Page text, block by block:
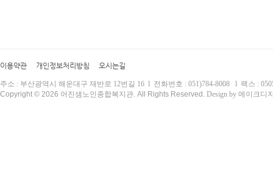
이용약관 개인정보처리방침 오시는길
주소 : 부산광역시 해운대구 재반로 12번길 16 l 전화번호 : 051)784-8008 l 팩스 :
Copyright © 2026 어진샘노인종합복지관. All Rights Reserved. Design by 메이크디